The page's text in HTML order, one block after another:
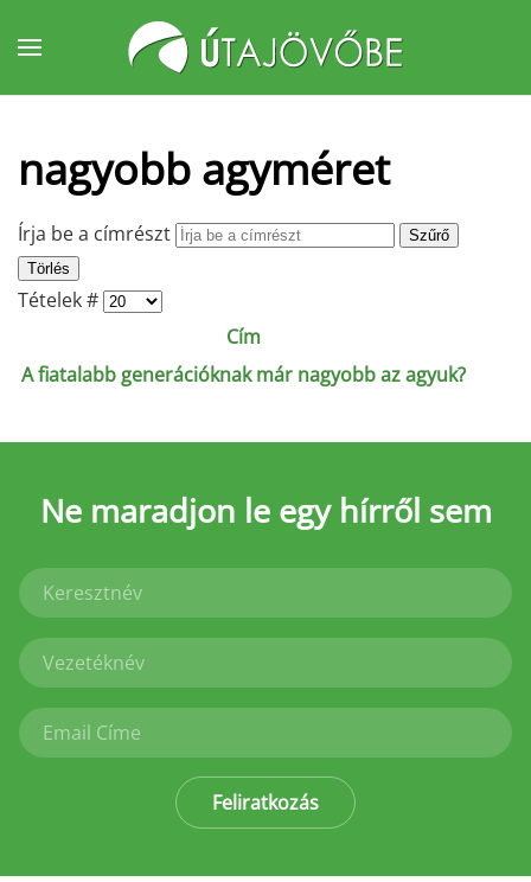
Fő tartalom átugrása
nagyobb agyméret
Írja be a címrészt
Szűrő
Törlés
Tételek #
Cím
A fiatalabb generációknak már nagyobb az agyuk?
Ne maradjon le egy hírről sem
Feliratkozás